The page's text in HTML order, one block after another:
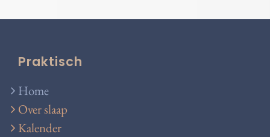
Praktisch
Home
Over slaap
Kalender